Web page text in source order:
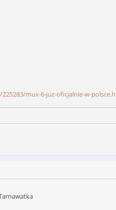
mux-6-juz-oficjalnie-w-